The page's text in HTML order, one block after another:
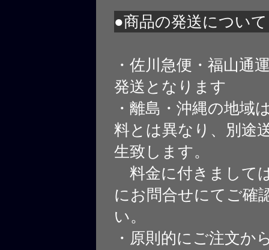
●商品の発送について
・佐川急便・福山通
発送となります
・離島・沖縄の地域
料とは異なり、別途
生致します。
料金に付きまして
にお問合せにてご確
い。
・原則的にご注文か